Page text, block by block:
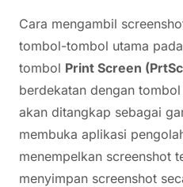
Cara mengambil
tombol-tombol utama
tombol Print Screen
berdekatan dengan
akan ditangkap sebagai
membuka aplikasi
menempelkan screenshot
menyimpan screenshot